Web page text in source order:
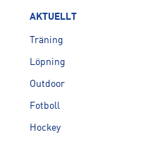
AKTUELLT
Träning
Löpning
Outdoor
Fotboll
Hockey